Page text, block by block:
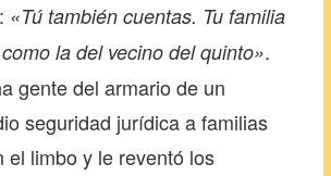
«Tú también cuentas. Tu familia
la del vecino del quinto».
gente del armario de un
seguridad jurídica a familias
el limbo y le reventó los